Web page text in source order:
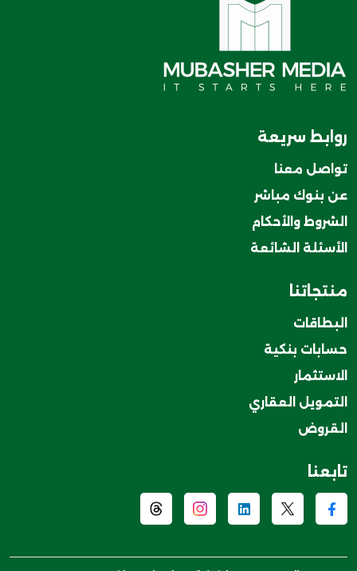
روابط سريعة
تواصل معنا
عن بنوك مباشر
الشروط والأحكام
الأسئلة الشائعة
منتجاتنا
البطاقات
حسابات بنكية
الاستثمار
التمويل العقاري
القروض
تابعنا